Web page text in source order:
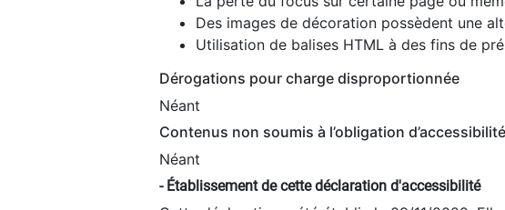
Des images de décoration possèdent une
Utilisation de balises HTML à des fins de
Dérogations pour charge disproportionnée
Néant
Contenus non soumis à l’obligation d’accessibilité
Néant
- Établissement de cette déclaration d'accessibilité